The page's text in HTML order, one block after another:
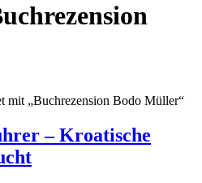
mit „Buchrezension Bodo Müller“
– Kroatische